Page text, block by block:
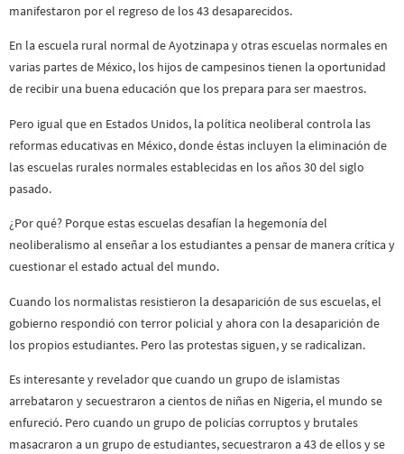
manifestaron por el regreso de los 43 desaparecidos.
En la escuela rural normal de Ayotzinapa y otras escuelas normales en
varias partes de México, los hijos de campesinos tienen la oportunidad
de recibir una buena educación que los prepara para ser maestros.
Pero igual que en Estados Unidos, la política neoliberal controla las
reformas educativas en México, donde éstas incluyen la eliminación de
las escuelas rurales normales establecidas en los años 30 del siglo
pasado.
¿Por qué? Porque estas escuelas desafían la hegemonía del
neoliberalismo al enseñar a los estudiantes a pensar de manera crítica y
cuestionar el estado actual del mundo.
Cuando los normalistas resistieron la desaparición de sus escuelas, el
gobierno respondió con terror policial y ahora con la desaparición de
los propios estudiantes. Pero las protestas siguen, y se radicalizan.
Es interesante y revelador que cuando un grupo de islamistas
arrebataron y secuestraron a cientos de niñas en Nigeria, el mundo se
enfureció. Pero cuando un grupo de policías corruptos y brutales
masacraron a un grupo de estudiantes, secuestraron a 43 de ellos y se